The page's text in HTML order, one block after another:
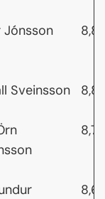
Jónsson
Sveinsson
8,76